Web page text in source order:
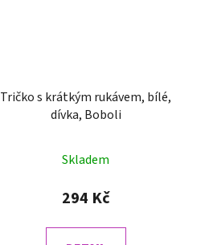
Tričko s krátkým rukávem, bílé,
dívka, Boboli
Skladem
294 Kč